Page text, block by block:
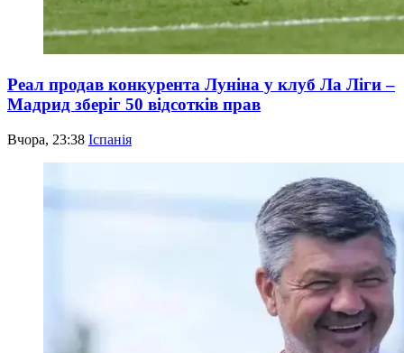
Реал продав конкурента Луніна у клуб Ла Ліги –
Мадрид зберіг 50 відсотків прав
Вчора, 23:38 Іспанія